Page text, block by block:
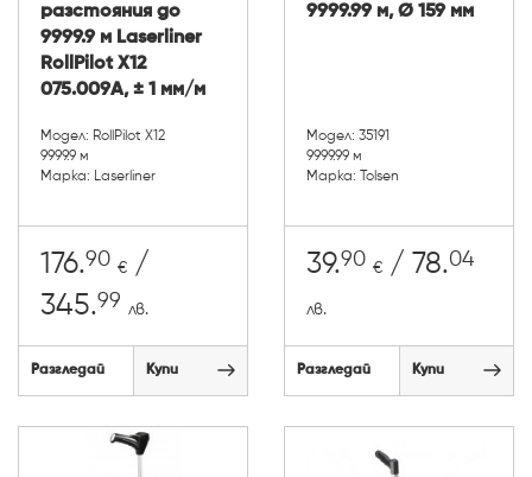
разстояния до
9999.9 м Laserliner
RollPilot X12
075.009А, ± 1 мм/м
Модел: RollPilot X12
9999.9 м
Марка: Laserliner
176.90 € /
345.99 лв.
Разгледай Купи
9999.99 м, Ø 159 мм
Модел: 35191
9999.99 м
Марка: Tolsen
39.90 € / 78.04
лв.
Разгледай Купи